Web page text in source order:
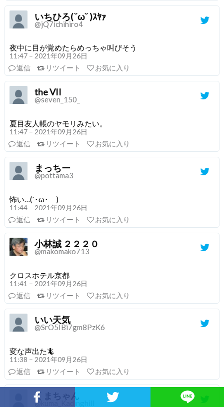
いちひろ( ˘ω˘ )ｽﾔｧ
@jQ7ichihiro4
夜中に目が覚めたらめっちゃ叫びそう
11:47 – 2021年09月26日
返信
リツイート お気に入り
the VII
@seven_150_
夏目友人帳のヤモリみたい。
11:47 – 2021年09月26日
返信
リツイート お気に入り
まっちー
@pottama3
怖い…(´･ω･｀)
11:44 – 2021年09月26日
返信
リツイート お気に入り
小林誠 ２２２０
@makomako713
クロスホテル京都
11:41 – 2021年09月26日
返信
リツイート お気に入り
いい天気
@SrO5IBi7gm8PzK6
変な声出た🦎
11:38 – 2021年09月26日
返信
リツイート お気に入り
くまちゃん
@kuma_KadinghillFacebookでシェア Twitterでシェア